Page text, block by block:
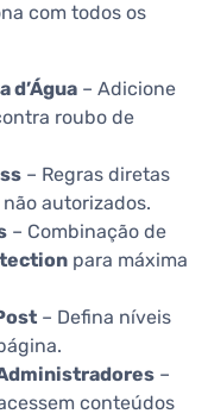
com todos os
d’Água – Adicione
roubo de
– Regras diretas
autorizados.
– Combinação de
para máxima
– Defina níveis
–
conteúdos